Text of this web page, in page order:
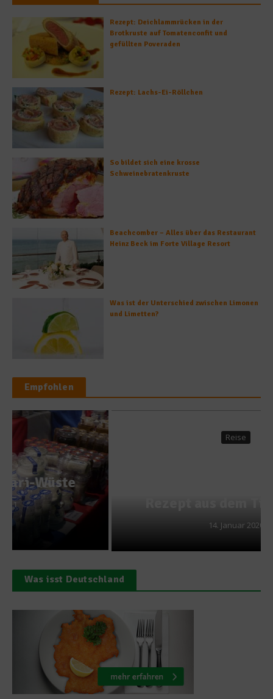
Rezept: Deichlammrücken in der
Brotkruste auf Tomatenconfit und
gefüllten Poveraden
Rezept: Lachs-Ei-Röllchen
So bildet sich eine krosse
Schweinebratenkruste
Beachcomber – Alles über das Restaurant
Heinz Beck im Forte Village Resort
Was ist der Unterschied zwischen Limonen
und Limetten?
Empfohlen
Skispaß und
Kaiserschmarrn – Genuss-
Rezept aus dem Tirolerhaus
Was isst Deutschland